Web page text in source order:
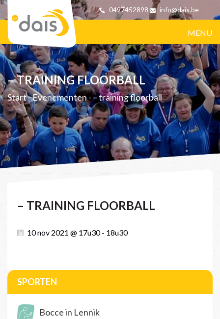
0497452898 info@dais.be
MENU
– TRAINING FLOORBALL
Start-Evenementen-– training floorball
– TRAINING FLOORBALL
10 nov 2021 @ 17u30 - 18u30
SPORTEN
Bocce in Lennik